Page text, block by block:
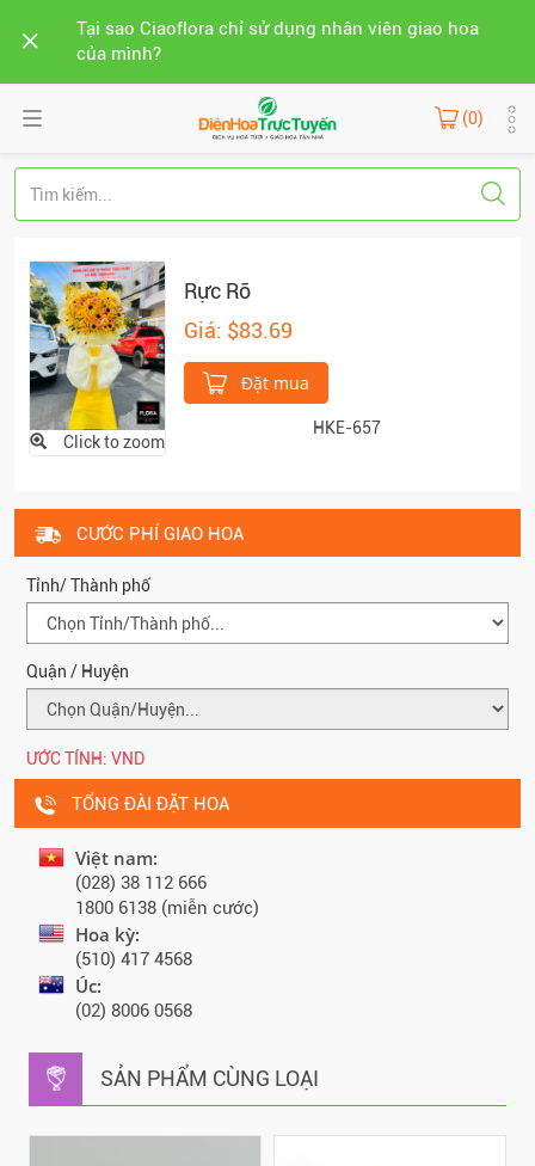
Tại sao Ciaoflora chỉ sử dụng nhân viên giao hoa
của mình?
(0)
Click to zoom
Rực Rỡ
Giá: $83.69
Đặt mua
HKE-657
CƯỚC PHÍ GIAO HOA
Tỉnh/ Thành phố
Quận / Huyện
ƯỚC TÍNH: VND
TỔNG ĐÀI ĐẶT HOA
Việt nam:
(028) 38 112 666
1800 6138 (miễn cước)
Hoa kỳ:
(510) 417 4568
Úc:
(02) 8006 0568
SẢN PHẨM CÙNG LOẠI